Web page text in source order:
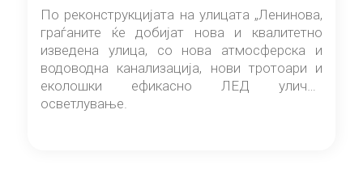
По реконструкцијата на улицата „Ленинова,
граѓаните ќе добијат нова и квалитетно
изведена улица, со нова атмосферска и
водоводна канализација, нови тротоари и
еколошки ефикасно ЛЕД улично
осветлување.